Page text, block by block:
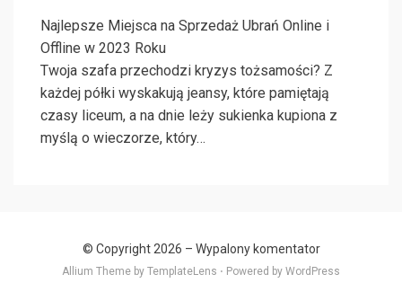
Najlepsze Miejsca na Sprzedaż Ubrań Online i
Offline w 2023 Roku
Twoja szafa przechodzi kryzys tożsamości? Z
każdej półki wyskakują jeansy, które pamiętają
czasy liceum, a na dnie leży sukienka kupiona z
myślą o wieczorze, który…
© Copyright 2026 – Wypalony komentator
Allium Theme by TemplateLens ⋅ Powered by WordPress